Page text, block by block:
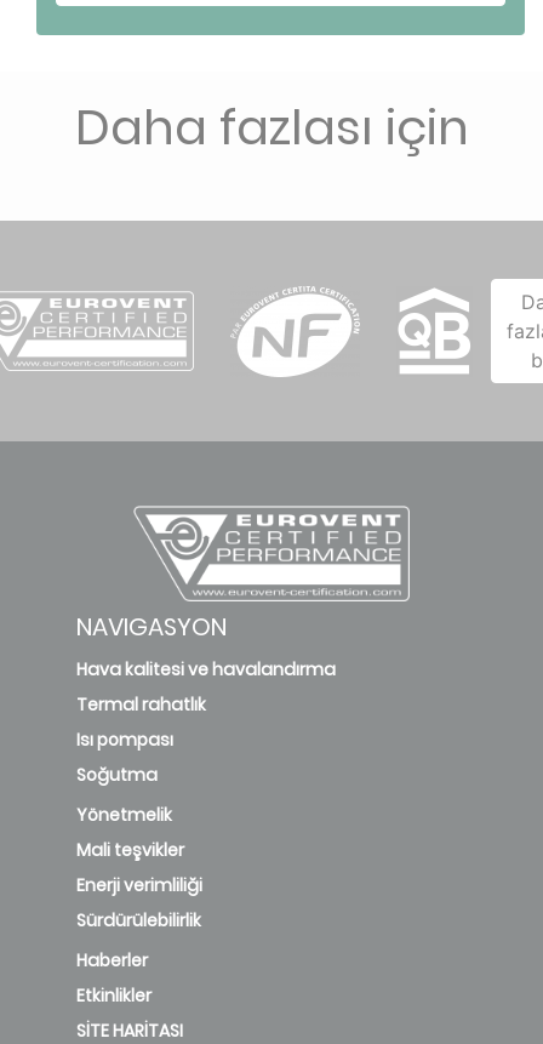
Daha fazlası için
NAVIGASYON
Hava kalitesi ve havalandırma
Termal rahatlık
Isı pompası
Soğutma
Yönetmelik
Mali teşvikler
Enerji verimliliği
Sürdürülebilirlik
Haberler
Etkinlikler
SİTE HARİTASI